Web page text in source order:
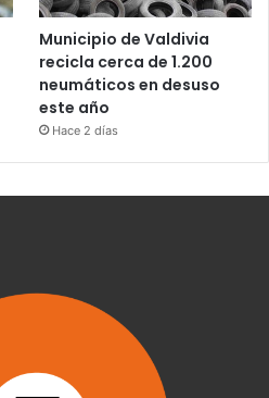
Municipio de Valdivia
recicla cerca de 1.200
neumáticos en desuso
este año
Hace 2 días